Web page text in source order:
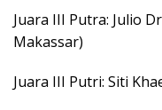
Juara III Putra: Julio
Makassar)
Juara III Putri: Siti